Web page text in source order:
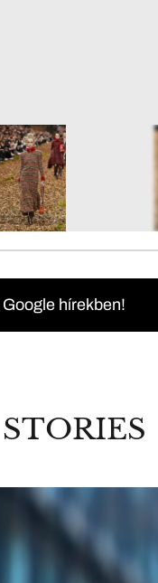
Google hírekben!